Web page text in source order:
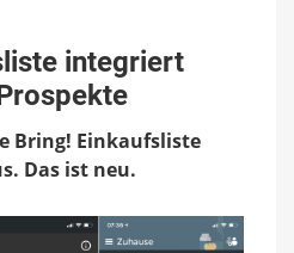
integriert
Bring! Einkaufsliste
Das ist neu.